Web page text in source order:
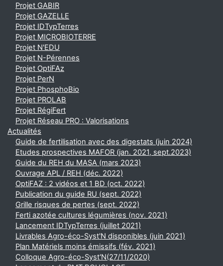
Projet GABIR
Projet GAZELLE
Projet IDTypTerres
Projet MICROBIOTERRE
Projet N'EDU
Projet N-Pérennes
Projet OptiFAz
Projet PerN
Projet PhosphoBio
Projet PROLAB
Projet RégiFert
Projet Réseau PRO : Valorisations
Actualités
Guide de fertilisation avec des digestats (juin 2024)
Etudes prospectives MAFOR (jan. 2021, sept.2023)
Guide du REH du MASA (mars 2023)
Ouvrage APL / REH (déc. 2022)
OptiFAZ : 2 vidéos et 1 BD (oct. 2022)
Publication du guide RU (sept. 2022)
Grille risques de pertes (sept. 2022)
Ferti azotée cultures légumières (nov. 2021)
Lancement IDTypTerres (juillet 2021)
Livrables Agro-éco-Syst'N disponibles (juin 2021)
Plan Matériels moins émissifs (fév. 2021)
Colloque Agro-éco-Syst'N(27/11/2020)